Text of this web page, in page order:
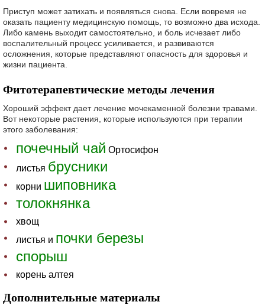
Приступ может затихать и появляться снова. Если вовремя не
оказать пациенту медицинскую помощь, то возможно два исхода.
Либо камень выходит самостоятельно, и боль исчезает либо
воспалительный процесс усиливается, и развиваются
осложнения, которые представляют опасность для здоровья и
жизни пациента.
Фитотерапевтические методы лечения
Хороший эффект дает лечение мочекаменной болезни травами.
Вот некоторые растения, которые используются при терапии
этого заболевания:
почечный чай Ортосифон
листья брусники
корни шиповника
толокнянка
хвощ
листья и почки березы
спорыш
корень алтея
Дополнительные материалы